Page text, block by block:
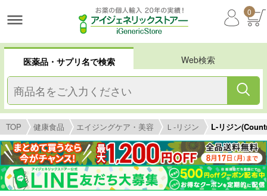
0
医薬品・サプリ名で検索 Web検索
TOP 健康食品 エイジングケア・美容 Ｌ-リジン L-リジン